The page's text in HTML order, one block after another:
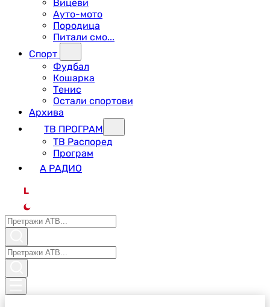
Вицеви
Ауто-мото
Породица
Питали смо...
Спорт
Фудбал
Кошарка
Тенис
Остали спортови
Архива
ТВ ПРОГРАМ
ТВ Распоред
Програм
А РАДИО
L